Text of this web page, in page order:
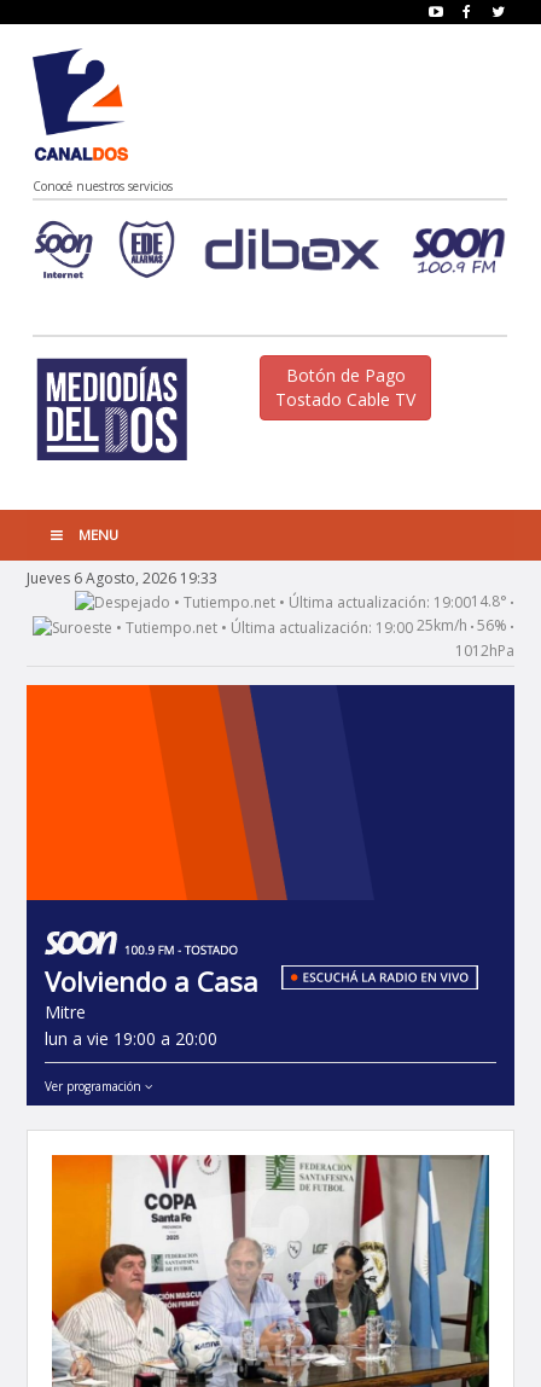
Conocé nuestros servicios
Botón de Pago
Tostado Cable TV
MENU
Jueves 6 Agosto, 2026 19:33
14.8° •
25km/h • 56% •
1012hPa
Volviendo a Casa
Mitre
lun a vie 19:00 a 20:00
Ver programación